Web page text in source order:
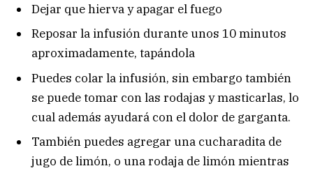
Dejar que hierva y apagar el fuego
Reposar la infusión durante unos 10 minutos
aproximadamente, tapándola
Puedes colar la infusión, sin embargo también
se puede tomar con las rodajas y masticarlas, lo
cual además ayudará con el dolor de garganta.
También puedes agregar una cucharadita de
jugo de limón, o una rodaja de limón mientras